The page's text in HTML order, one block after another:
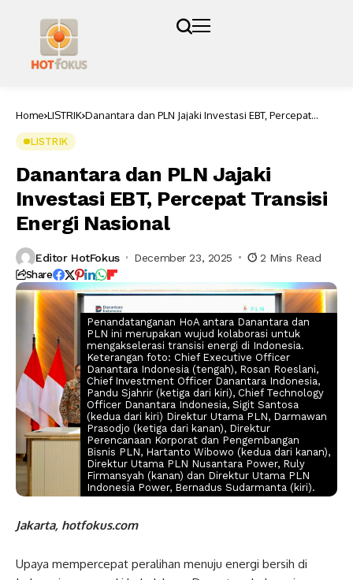
Home LISTRIK Danantara dan PLN Jajaki Investasi EBT, Percepat
LISTRIK
Danantara dan PLN Jajaki
Investasi EBT, Percepat Transisi
Energi Nasional
Editor HotFokus December 23, 2025 2 Mins Read
Share
Penandatanganan HoA antara Danantara dan
PLN ini merupakan wujud kolaborasi untuk
mengakselerasi transisi energi di Indonesia.
Keterangan foto: Chief Executive Officer
Danantara Indonesia (tengah), Rosan Roeslani,
⁠⁠Chief Investment Officer Danantara Indonesia,
Pandu Sjahrir (ketiga dari kiri), Chief Technology
Officer Danantara Indonesia, Sigit Santosa
(kedua dari kiri) ⁠⁠Direktur Utama PLN, Darmawan
Prasodjo (ketiga dari kanan), ⁠⁠Direktur
Perencanaan Korporat dan Pengembangan
Bisnis PLN, Hartanto Wibowo (kedua dari kanan),
Direktur Utama PLN Nusantara Power, Ruly
Firmansyah (kanan) dan Direktur Utama PLN
Indonesia Power, Bernadus Sudarmanta (kiri).
Jakarta, hotfokus.com
Upaya mempercepat peralihan menuju energi bersih di